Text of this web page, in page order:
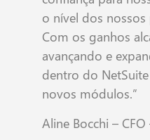
o nível dos
Com os ganhos
avançando e
dentro do
novos módulos.”
Aline Bocchi – CFO